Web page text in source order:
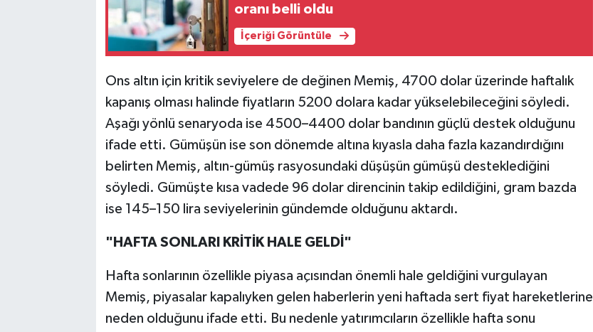
oranı belli oldu
İçeriği Görüntüle
Ons altın için kritik seviyelere de değinen Memiş, 4700 dolar üzerinde haftalık
kapanış olması halinde fiyatların 5200 dolara kadar yükselebileceğini söyledi.
Aşağı yönlü senaryoda ise 4500–4400 dolar bandının güçlü destek olduğunu
ifade etti. Gümüşün ise son dönemde altına kıyasla daha fazla kazandırdığını
belirten Memiş, altın-gümüş rasyosundaki düşüşün gümüşü desteklediğini
söyledi. Gümüşte kısa vadede 96 dolar direncinin takip edildiğini, gram bazda
ise 145–150 lira seviyelerinin gündemde olduğunu aktardı.
"HAFTA SONLARI KRİTİK HALE GELDİ"
Hafta sonlarının özellikle piyasa açısından önemli hale geldiğini vurgulayan
Memiş, piyasalar kapalıyken gelen haberlerin yeni haftada sert fiyat hareketlerine
neden olduğunu ifade etti. Bu nedenle yatırımcıların özellikle hafta sonu